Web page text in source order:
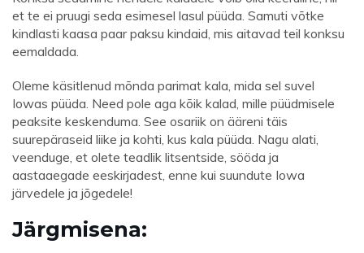
et te ei pruugi seda esimesel lasul püüda. Samuti võtke
kindlasti kaasa paar paksu kindaid, mis aitavad teil konksu
eemaldada.
Oleme käsitlenud mõnda parimat kala, mida sel suvel
Iowas püüda. Need pole aga kõik kalad, mille püüdmisele
peaksite keskenduma. See osariik on ääreni täis
suurepäraseid liike ja kohti, kus kala püüda. Nagu alati,
veenduge, et olete teadlik litsentside, sööda ja
aastaaegade eeskirjadest, enne kui suundute Iowa
järvedele ja jõgedele!
Järgmisena: